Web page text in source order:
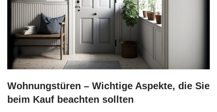
Wohnungstüren – Wichtige Aspekte, die Sie
beim Kauf beachten sollten